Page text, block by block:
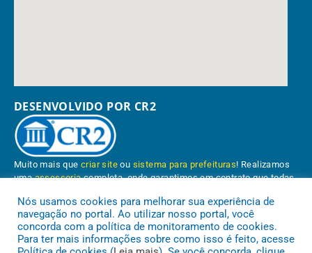
DESENVOLVIDO POR CR2
Muito mais quecriar site ou sistema para prefeituras! Realizamos
umaassessoriacompleta, onde garantimos em contrato que todas
Conheça oPNTP e oRadar da Transparência Pública
Nós usamos cookies para melhorar sua experiência de
navegação no portal. Ao utilizar nosso portal, você
concorda com a política de monitoramento de cookies.
Para ter mais informações sobre como isso é feito, acesse